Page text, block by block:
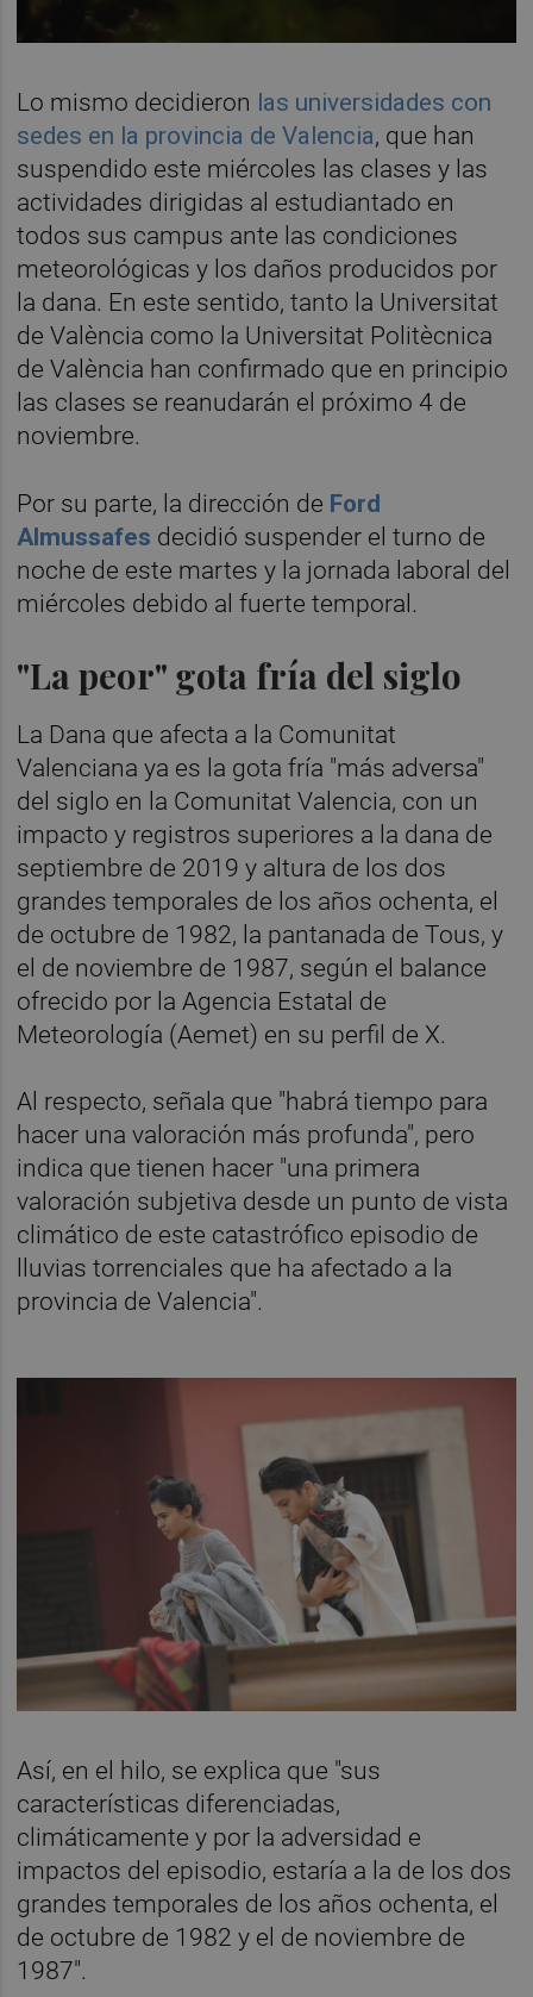
Lo mismo decidieron las universidades con
sedes en la provincia de Valencia, que han
suspendido este miércoles las clases y las
actividades dirigidas al estudiantado en
todos sus campus ante las condiciones
meteorológicas y los daños producidos por
la dana. En este sentido, tanto la Universitat
de València como la Universitat Politècnica
de València han confirmado que en principio
las clases se reanudarán el próximo 4 de
noviembre.
Por su parte, la dirección de Ford
Almussafes decidió suspender el turno de
noche de este martes y la jornada laboral del
miércoles debido al fuerte temporal.
"La peor" gota fría del siglo
La Dana que afecta a la Comunitat
Valenciana ya es la gota fría "más adversa"
del siglo en la Comunitat Valencia, con un
impacto y registros superiores a la dana de
septiembre de 2019 y altura de los dos
grandes temporales de los años ochenta, el
de octubre de 1982, la pantanada de Tous, y
el de noviembre de 1987, según el balance
ofrecido por la Agencia Estatal de
Meteorología (Aemet) en su perfil de X.
Al respecto, señala que "habrá tiempo para
hacer una valoración más profunda", pero
indica que tienen hacer "una primera
valoración subjetiva desde un punto de vista
climático de este catastrófico episodio de
lluvias torrenciales que ha afectado a la
provincia de Valencia".
Así, en el hilo, se explica que "sus
características diferenciadas,
climáticamente y por la adversidad e
impactos del episodio, estaría a la de los dos
grandes temporales de los años ochenta, el
de octubre de 1982 y el de noviembre de
1987".